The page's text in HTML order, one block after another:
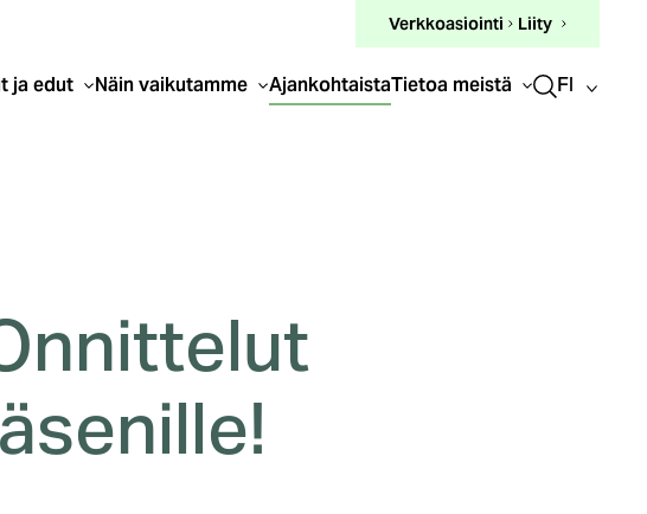
Verkkoasiointi (ulkoinen
linkki)
Liity
ja edut Näin vaikutamme AjankohtaistaTietoa meistä FI